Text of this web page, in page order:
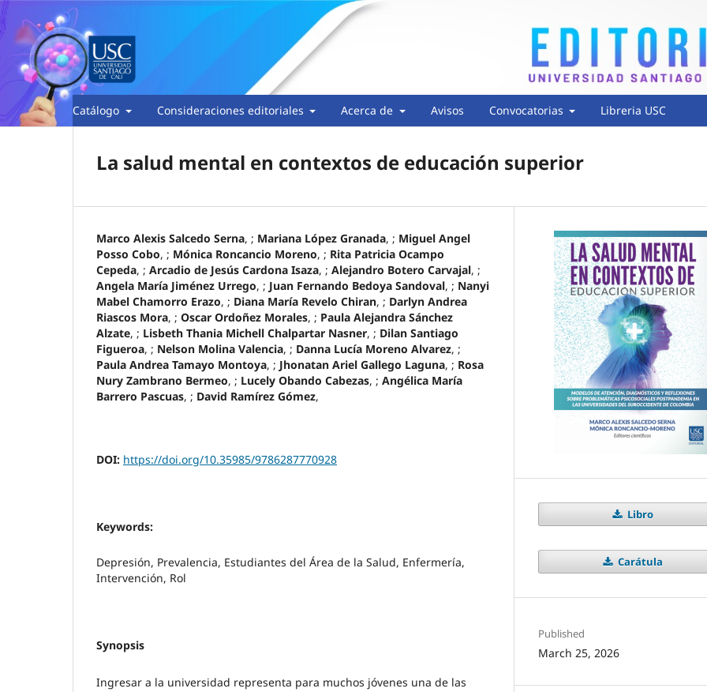
Catálogo Consideraciones editoriales Acerca de Avisos Convocatorias Libreria USC
La salud mental en contextos de educación superior
Marco Alexis Salcedo Serna, ; Mariana López Granada, ; Miguel Angel
Posso Cobo, ; Mónica Roncancio Moreno, ; Rita Patricia Ocampo
Cepeda, ; Arcadio de Jesús Cardona Isaza, ; Alejandro Botero Carvajal, ;
Angela María Jiménez Urrego, ; Juan Fernando Bedoya Sandoval, ; Nanyi
Mabel Chamorro Erazo, ; Diana María Revelo Chiran, ; Darlyn Andrea
Riascos Mora, ; Oscar Ordoñez Morales, ; Paula Alejandra Sánchez
Alzate, ; Lisbeth Thania Michell Chalpartar Nasner, ; Dilan Santiago
Figueroa, ; Nelson Molina Valencia, ; Danna Lucía Moreno Alvarez, ;
Paula Andrea Tamayo Montoya, ; Jhonatan Ariel Gallego Laguna, ; Rosa
Nury Zambrano Bermeo, ; Lucely Obando Cabezas, ; Angélica María
Barrero Pascuas, ; David Ramírez Gómez,
DOI: https://doi.org/10.35985/9786287770928
Keywords:
Depresión, Prevalencia, Estudiantes del Área de la Salud, Enfermería,
Intervención, Rol
Synopsis
Ingresar a la universidad representa para muchos jóvenes una de las
Libro
Carátula
Published
March 25, 2026